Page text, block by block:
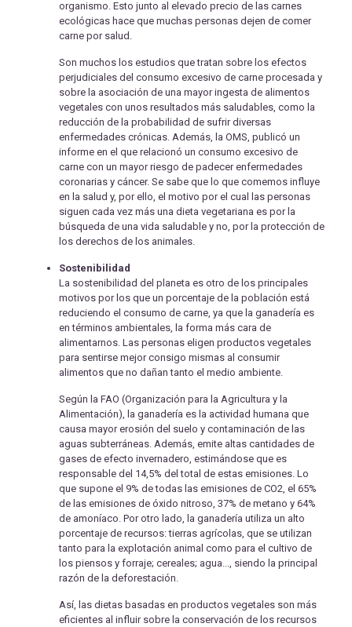
organismo. Esto junto al elevado precio de las carnes
ecológicas hace que muchas personas dejen de comer
carne por salud.
Son muchos los estudios que tratan sobre los efectos
perjudiciales del consumo excesivo de carne procesada y
sobre la asociación de una mayor ingesta de alimentos
vegetales con unos resultados más saludables, como la
reducción de la probabilidad de sufrir diversas
enfermedades crónicas. Además, la OMS, publicó un
informe en el que relacionó un consumo excesivo de
carne con un mayor riesgo de padecer enfermedades
coronarias y cáncer. Se sabe que lo que comemos influye
en la salud y, por ello, el motivo por el cual las personas
siguen cada vez más una dieta vegetariana es por la
búsqueda de una vida saludable y no, por la protección de
los derechos de los animales.
Sostenibilidad
La sostenibilidad del planeta es otro de los principales
motivos por los que un porcentaje de la población está
reduciendo el consumo de carne, ya que la ganadería es
en términos ambientales, la forma más cara de
alimentarnos. Las personas eligen productos vegetales
para sentirse mejor consigo mismas al consumir
alimentos que no dañan tanto el medio ambiente.
Según la FAO (Organización para la Agricultura y la
Alimentación), la ganadería es la actividad humana que
causa mayor erosión del suelo y contaminación de las
aguas subterráneas. Además, emite altas cantidades de
gases de efecto invernadero, estimándose que es
responsable del 14,5% del total de estas emisiones. Lo
que supone el 9% de todas las emisiones de CO2, el 65%
de las emisiones de óxido nitroso, 37% de metano y 64%
de amoníaco. Por otro lado, la ganadería utiliza un alto
porcentaje de recursos: tierras agrícolas, que se utilizan
tanto para la explotación animal como para el cultivo de
los piensos y forraje; cereales; agua..., siendo la principal
razón de la deforestación.
Así, las dietas basadas en productos vegetales son más
eficientes al influir sobre la conservación de los recursos